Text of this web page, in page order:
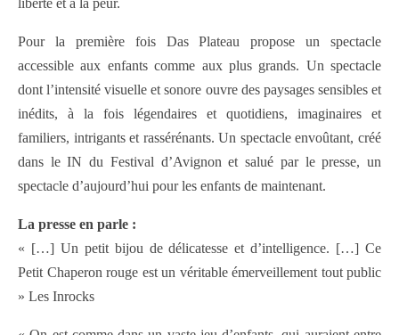
Pour la première fois Das Plateau propose un spectacle
accessible aux enfants comme aux plus grands. Un spectacle
dont l’intensité visuelle et sonore ouvre des paysages sensibles et
inédits, à la fois légendaires et quotidiens, imaginaires et
familiers, intrigants et rassérénants. Un spectacle envoûtant, créé
dans le IN du Festival d’Avignon et salué par le presse, un
spectacle d’aujourd’hui pour les enfants de maintenant.
La presse en parle :
« […] Un petit bijou de délicatesse et d’intelligence. […] Ce
Petit Chaperon rouge est un véritable émerveillement tout public
» Les Inrocks